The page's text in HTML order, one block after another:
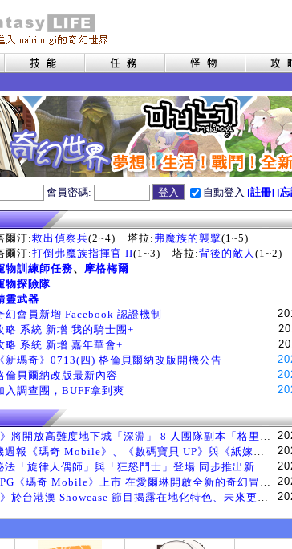
會員密碼: 自動登入 [註冊] [
爾汀:救出偵察兵(2~4) 塔拉: 弗魔族的襲擊(1~5)
爾汀:打倒弗魔族指揮官 II(1~3) 塔拉:背後的敵人 (1~2)
物訓練師任務、 摩格梅爾
物探險隊
靈武器
幻會員新增 Facebook 認證機制
略 系統 新增 我的騎士團+
略 系統 新增 嘉年華會+
《新瑪奇》0713(四) 格倫貝爾納改版開機公告
倫貝爾納改版最新內容
入調查團，BUFF拿到爽
《瑪奇 Mobile》將開放高難度地下城「深淵」 8 人團隊副本「格里斯貝恩」將於 8 月 5 日登場
【電玩瘋】手機週報《瑪奇 Mobile》、《數碼寶貝 UP》與《紙嫁衣 9 羅浮夢》等遊戲
《新瑪奇》雙秘法「旋律人偶師」與「狂怒鬥士」登場 同步推出新系統「神秘工坊」
跨平台 MMORPG《瑪奇 Mobile》上市 在愛爾琳開啟全新的奇幻冒險生活
《瑪奇 Mobile》於台港澳 Showcase 節目揭露在地化特色、未來更新計畫等內容 首次公開台灣動畫